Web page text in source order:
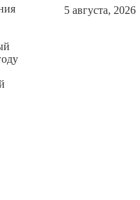
5 августа, 2026